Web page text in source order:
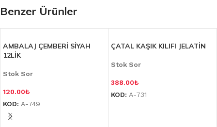
Benzer Ürünler
AMBALAJ ÇEMBERİ SİYAH
12LİK
Stok Sor
120.00₺
KOD: A-749
ÇATAL KAŞIK KILIFI JELATİN
Stok Sor
388.00₺
KOD: A-731